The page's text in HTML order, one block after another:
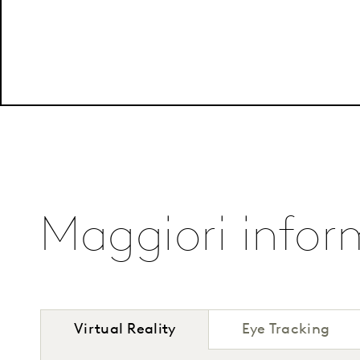
Maggiori
Virtual Reality Eye Tracking